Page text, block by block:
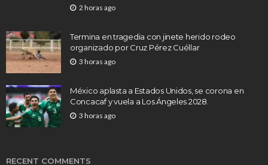
2 horas ago
Termina en tragedia con jinete herido rodeo
organizado por Cruz Pérez Cuéllar
3 horas ago
México aplasta a Estados Unidos, se corona en
Concacaf y vuela a Los Ángeles 2028.
3 horas ago
RECENT COMMENTS